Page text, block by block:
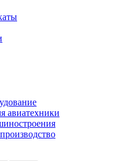
авиатехники